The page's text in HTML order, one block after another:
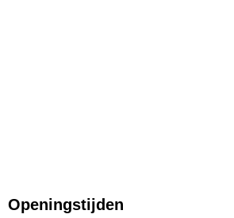
Openingstijden